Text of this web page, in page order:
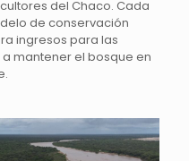
del Chaco. Cada
de conservación
ingresos para las
mantener el bosque en